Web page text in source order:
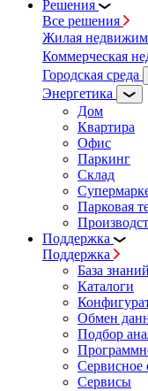
Решения
Все решения
Жилая
Коммерческая
Городская среда
Энергетика
Дом
Квартира
Офис
Паркинг
Склад
Парковая
Поддержка
Поддержка
База знаний
Каталоги
Обмен
Подбор
Сервисное
Сервисы